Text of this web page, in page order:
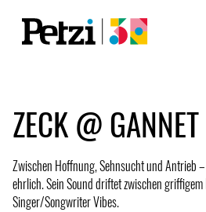
ZECK @ GANNET
Zwischen Hoffnung, Sehnsucht und Antrieb
ehrlich. Sein Sound driftet zwischen
Singer/Songwriter Vibes.